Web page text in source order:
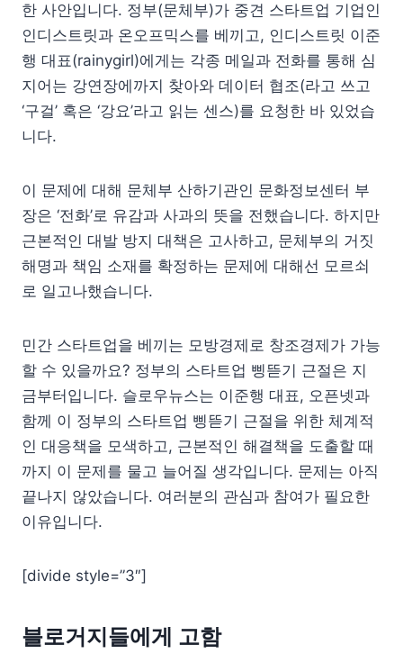
한 사안입니다. 정부(문체부)가 중견 스타트업 기업인
인디스트릿과 온오프믹스를 베끼고, 인디스트릿 이준
행 대표(rainygirl)에게는 각종 메일과 전화를 통해 심
지어는 강연장에까지 찾아와 데이터 협조(라고 쓰고
‘구걸’ 혹은 ‘강요’라고 읽는 센스)를 요청한 바 있었습
니다.
이 문제에 대해 문체부 산하기관인 문화정보센터 부
장은 ‘전화’로 유감과 사과의 뜻을 전했습니다. 하지만
근본적인 대발 방지 대책은 고사하고, 문체부의 거짓
해명과 책임 소재를 확정하는 문제에 대해선 모르쇠
로 일고나했습니다.
민간 스타트업을 베끼는 모방경제로 창조경제가 가능
할 수 있을까요? 정부의 스타트업 삥뜯기 근절은 지
금부터입니다. 슬로우뉴스는 이준행 대표, 오픈넷과
함께 이 정부의 스타트업 삥뜯기 근절을 위한 체계적
인 대응책을 모색하고, 근본적인 해결책을 도출할 때
까지 이 문제를 물고 늘어질 생각입니다. 문제는 아직
끝나지 않았습니다. 여러분의 관심과 참여가 필요한
이유입니다.
[divide style=”3″]
블로거지들에게 고함